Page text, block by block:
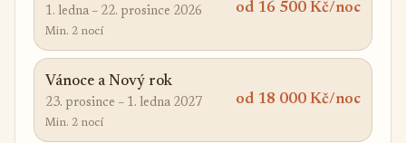
1. ledna – 22. prosince 2026
Min. 2 nocí
od 16 500 Kč/noc
Vánoce a Nový rok
23. prosince – 1. ledna 2027
Min. 2 nocí
od 18 000 Kč/noc